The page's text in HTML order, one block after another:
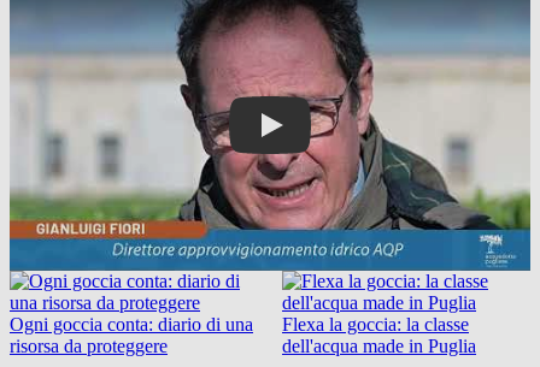
Ogni goccia conta: diario di una
risorsa da proteggere
Flexa la goccia: la classe
dell'acqua made in Puglia